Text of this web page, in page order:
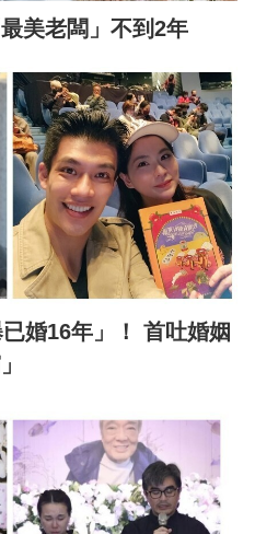
美老闆」不到2年
婚16年」！ 首吐婚姻